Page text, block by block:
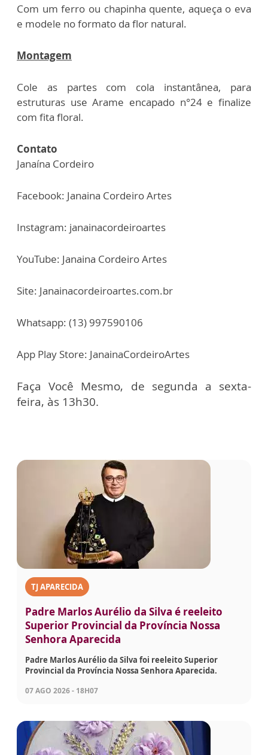
Com um ferro ou chapinha quente, aqueça o eva
e modele no formato da flor natural.
Montagem
Cole as partes com cola instantânea, para
estruturas use Arame encapado n°24 e finalize
com fita floral.
Contato
Janaína Cordeiro
Facebook: Janaina Cordeiro Artes
Instagram: janainacordeiroartes
YouTube: Janaina Cordeiro Artes
Site: Janainacordeiroartes.com.br
Whatsapp: (13) 997590106
App Play Store: JanainaCordeiroArtes
Faça Você Mesmo, de segunda a sexta-
feira, às 13h30.
TJ APARECIDA
Padre Marlos Aurélio da Silva é reeleito
Superior Provincial da Província Nossa
Senhora Aparecida
Padre Marlos Aurélio da Silva foi reeleito Superior
Provincial da Província Nossa Senhora Aparecida.
07 AGO 2026 - 18H07